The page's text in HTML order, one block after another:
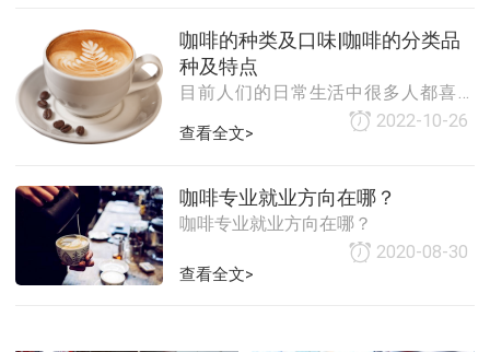
属于调酒师的璀璨篇章。学员们化
身“瓶间魔术师”。摇壶腾空、酒液悬
空、火焰跃动，每一次翻转都精准如
钟摆，每一滴飞溅都饱含诗意。刘主
任说：“这杯酒的层次，就像你们未来
的‘手艺+创意’，在人生的调酒台上，
永远调出属
咖啡的种类及口味|咖啡的分类品
种及特点
目前人们的日常生活中很多人都喜欢
喝咖啡，除了上班族，学生也喜欢
喝，咖啡现在作为大众化的饮品，有
见过，咖啡有多少的品种呢?这些品种
有什么特点?它们
2022-10-26
查看全文>
咖啡专业就业方向在哪？
咖啡专业就业方向在哪？
2020-08-30
查看全文>